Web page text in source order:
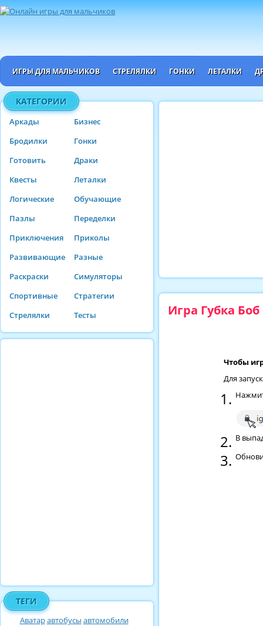
ИГРЫ ДЛЯ МАЛЬЧИКОВ СТРЕЛЯЛКИ ГОНКИ ЛЕТАЛКИ
КАТЕГОРИИ
Аркады
Бизнес
Бродилки
Гонки
Готовить
Драки
Квесты
Леталки
Логические
Обучающие
Пазлы
Переделки
Приключения
Приколы
Развивающие
Разные
Раскраски
Симуляторы
Спортивные
Стратегии
Стрелялки
Тесты
ТЕГИ
Аватаравтобусы автомобили
Игра Губка
Чтобы
Для
В